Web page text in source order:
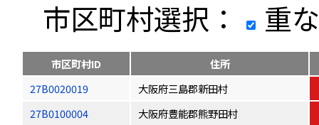
市区町村選択：
重
市区町村ID
住所
27B0020019
大阪府三島郡新田村
27B0100004
大阪府豊能郡熊野田村